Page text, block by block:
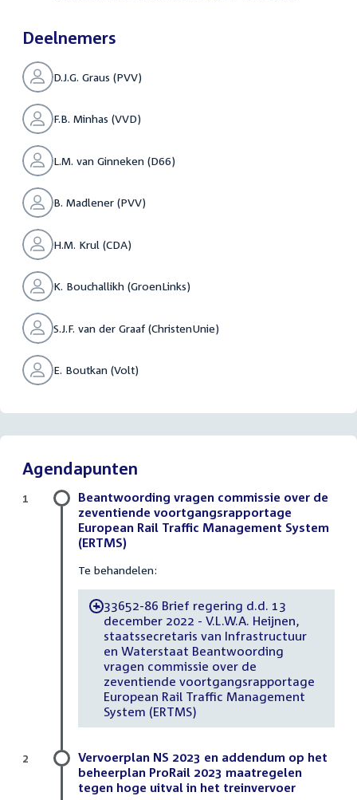
Deelnemers
D.J.G. Graus (PVV)
F.B. Minhas (VVD)
L.M. van Ginneken (D66)
B. Madlener (PVV)
H.M. Krul (CDA)
K. Bouchallikh (GroenLinks)
S.J.F. van der Graaf (ChristenUnie)
E. Boutkan (Volt)
Agendapunten
Beantwoording vragen commissie over de
zeventiende voortgangsrapportage
European Rail Traffic Management System
(ERTMS)
Te behandelen:
-33652-86 Brief regering d.d. 13
december 2022 - V.L.W.A. Heijnen,
staatssecretaris van Infrastructuur
en Waterstaat Beantwoording
vragen commissie over de
zeventiende voortgangsrapportage
European Rail Traffic Management
System (ERTMS)
1
Vervoerplan NS 2023 en addendum op het
beheerplan ProRail 2023 maatregelen
tegen hoge uitval in het treinvervoer
2